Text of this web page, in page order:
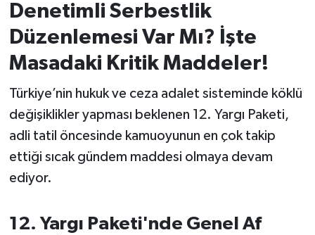
Denetimli Serbestlik
Düzenlemesi Var Mı? İşte
Masadaki Kritik Maddeler!
Türkiye’nin hukuk ve ceza adalet sisteminde köklü
değişiklikler yapması beklenen 12. Yargı Paketi,
adli tatil öncesinde kamuoyunun en çok takip
ettiği sıcak gündem maddesi olmaya devam
ediyor.
12. Yargı Paketi'nde Genel Af
İvrindi
KENT GÜNDEMİ
KÜLTÜR-SANAT
MAGAZİN
MANŞET
Manyas